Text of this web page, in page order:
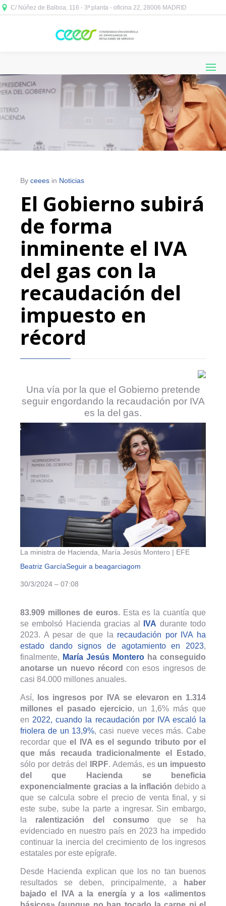
C/ Núñez de Balboa, 116 - 3ª planta - oficina 22, 28006 MADRID
By ceees in Noticias
El Gobierno subirá
de forma
inminente el IVA
del gas con la
recaudación del
impuesto en
récord
Una vía por la que el Gobierno pretende
seguir engordando la recaudación por IVA
es la del gas.
La ministra de Hacienda, María Jesús Montero | EFE
Beatriz GarcíaSeguir a beagarciagom
30/3/2024 – 07:08
83.909 millones de euros. Esta es la cuantía que
se embolsó Hacienda gracias al
IVA durante todo
2023. A pesar de que la recaudación por IVA ha
estado dando signos de agotamiento en 2023,
finalmente, María Jesús Montero ha conseguido
anotarse un nuevo récord con esos ingresos de
casi 84.000 millones anuales.
Así,
los ingresos por IVA se elevaron en 1.314
millones el pasado ejercicio, un 1,6% más que
en 2022, cuando la recaudación por IVA escaló la
friolera de un 13,9%, casi nueve veces más. Cabe
recordar queel IVA es el segundo tributo por el
que más recauda tradicionalmente el Estado,
sólo por detrás del
IRPF. Además, es un impuesto
del que Hacienda se beneficia
exponencialmente gracias a la inflación debido a
que se calcula sobre el precio de venta final, y si
este sube, sube la parte a ingresar. Sin embargo,
la ralentización del consumo que se ha
evidenciado en nuestro país en 2023 ha impedido
continuar la inercia del crecimiento de los ingresos
estatales por este epígrafe.
Desde Hacienda explican que los no tan buenos
resultados se deben, principalmente, a
haber
bajado el IVA a la energía y a los «alimentos